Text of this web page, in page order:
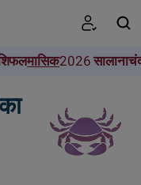
मासिक2026 सालाना